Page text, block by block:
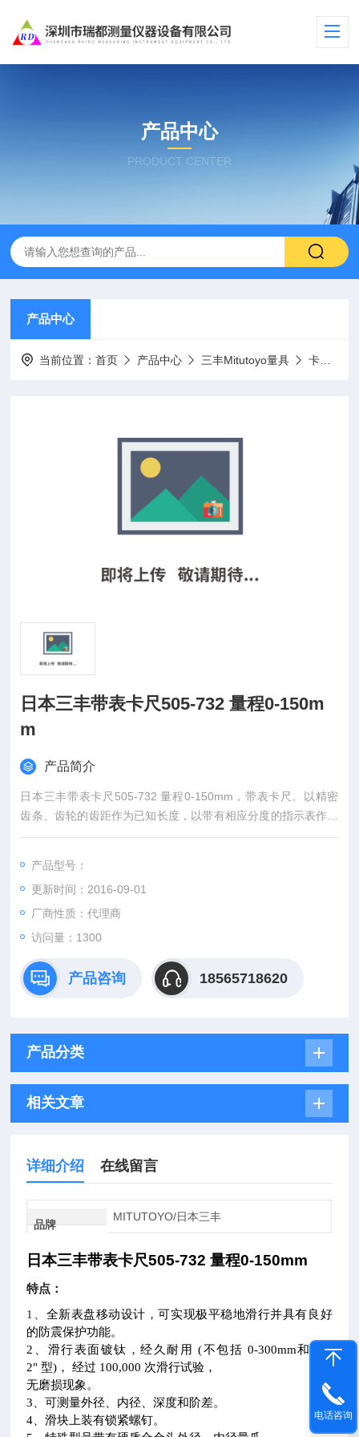
产品中心
PRODUCT CENTER
产品中心
当前位置：首页 产品中心 三丰Mitutoyo量具 卡尺
日本三丰带表卡尺505-732 量程0-150m
m
产品简介
日本三丰带表卡尺505-732 量程0-150mm，带表卡尺。以精密
齿条、齿轮的齿距作为已知长度，以带有相应分度的指示表作为
放大、细分和指示部分的大形手携式长度测量工具。带表卡尺能
产品型号：
更新时间：2016-09-01
厂商性质：代理商
访问量：1300
产品咨询 18565718620
产品分类
相关文章
详细介绍 在线留言
品牌
MITUTOYO/日本三丰
日本三丰带表卡尺505-732 量程0-150mm
特点：
1
全新表盘移动设计，可实现极平稳地滑行并具有良好
的防震保护功能。
2 、滑行表面镀钛，经久耐用 (不包括 0-300mm和 0-1
2" 型)， 经过 100,000 次滑行试验，
无磨损现象。
3 、可测量外径、内径、深度和阶差。
4 、滑块上装有锁紧螺钉。
电话咨询